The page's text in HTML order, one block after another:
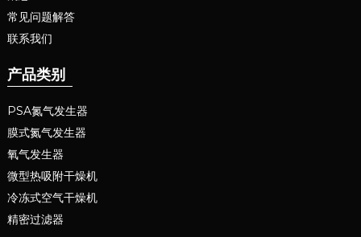
常见问题解答
联系我们
产品类别
PSA氮气发生器
膜式氮气发生器
氧气发生器
微型热吸附干燥机
冷冻式空气干燥机
精密过滤器